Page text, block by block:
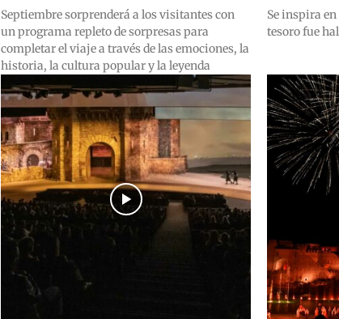
Septiembre sorprenderá a los visitantes con
un programa repleto de sorpresas para
completar el viaje a través de las emociones, la
historia, la cultura popular y la leyenda
Se inspira
tesoro fue